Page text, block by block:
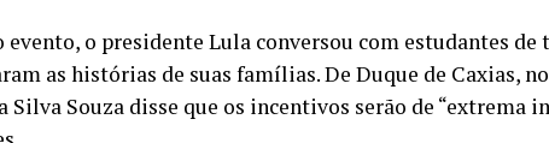
evento, o presidente Lula conversou com estudantes de
as histórias de suas famílias. De Duque de Caxias,
Silva Souza disse que os incentivos serão de “extrema